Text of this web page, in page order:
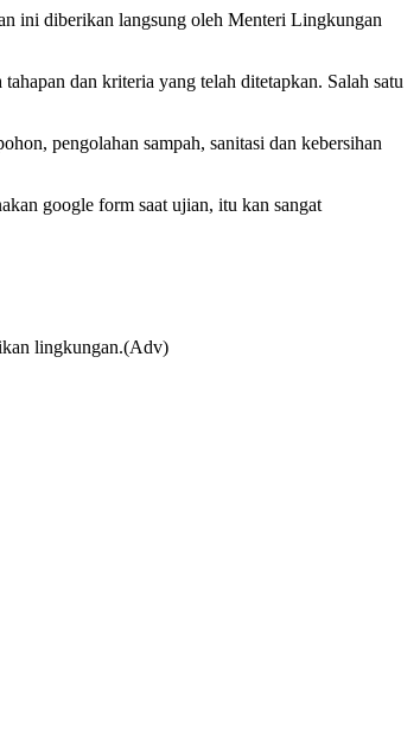
ini diberikan langsung oleh Menteri Lingkungan
dan kriteria yang telah ditetapkan. Salah satu
pengolahan sampah, sanitasi dan kebersihan
google form saat ujian, itu kan sangat
lingkungan.(Adv)